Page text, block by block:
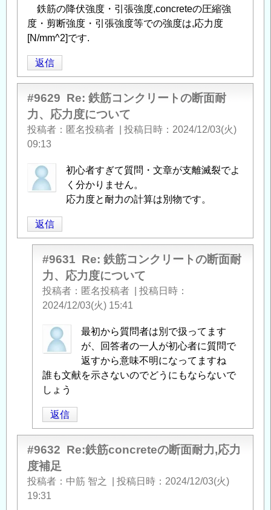
鉄筋の降伏強度・引張強度,concreteの圧縮強
度・剪断強度・引張強度等での強度は,応力度
[N/mm^2]です.
返信
#9629 Re: 鉄筋コンクリートの断面耐
力、応力度について
投稿者 匿名投稿者 投稿日時
2024/12/03(火)
09:13
初心者すぎて質問・文章が支離滅裂でよ
く分かりません。
応力度と耐力の計算は別物です。
返信
#9631 Re: 鉄筋コンクリートの断面耐
力、応力度について
投稿者 匿名投稿者
投稿日時
2024/12/03(火) 15:41
匿
名
稿
者
よ
る
「Re:
鉄
筋
コ
最初から質問者は別で扱ってます
が、回答者の一人が初心者に質問で
返すから意味不明になってますね
誰も文献を示さないのでどうにもならないで
しょう
返信
#9632 Re:鉄筋concreteの断面耐力,応力
度補足
投稿者 中筋 智之 投稿日時
2024/12/03(火)
19:31